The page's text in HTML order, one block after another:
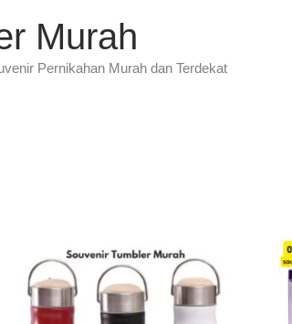
Murah
Pernikahan Murah dan Terdekat